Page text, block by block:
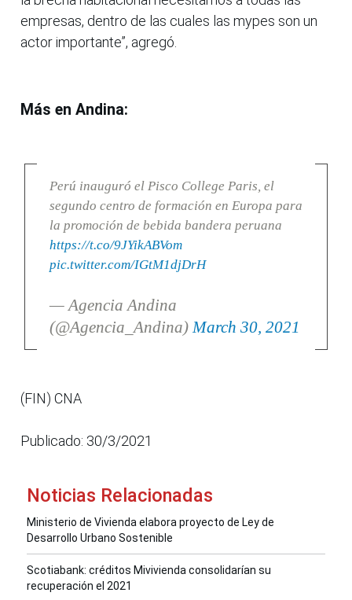
empresas, dentro de las cuales las mypes son un
actor importante”, agregó.
Más en Andina:
Perú inauguró el Pisco College Paris, el
segundo centro de formación en Europa para
la promoción de bebida bandera peruana
https://t.co/9JYikABVom
pic.twitter.com/IGtM1djDrH
— Agencia Andina
(@Agencia_Andina) March 30, 2021
(FIN) CNA
Publicado: 30/3/2021
Noticias Relacionadas
Ministerio de Vivienda elabora proyecto de Ley de
Desarrollo Urbano Sostenible
Scotiabank: créditos Mivivienda consolidarían su
recuperación el 2021